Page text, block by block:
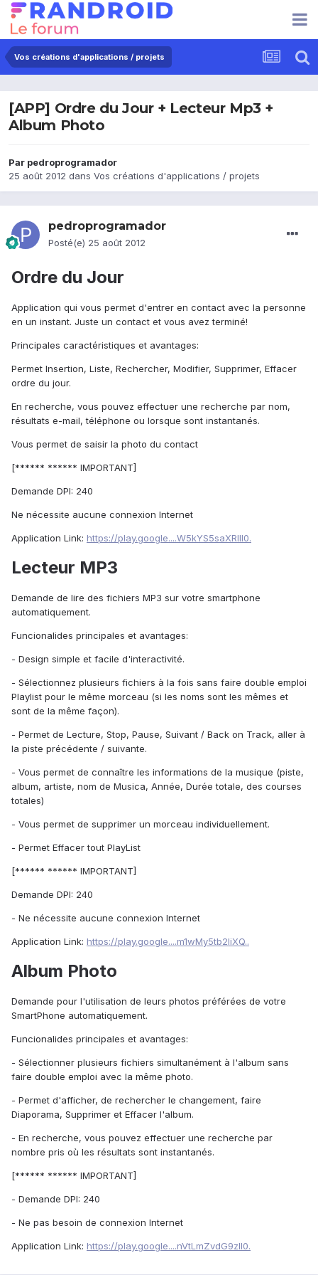
Vos créations d'applications / projets
[APP] Ordre du Jour + Lecteur Mp3 +
Album Photo
Par pedroprogramador
25 août 2012 dans Vos créations d'applications / projets
pedroprogramador
Posté(e) 25 août 2012
Ordre du Jour
Application qui vous permet d'entrer en contact avec la personne
en un instant. Juste un contact et vous avez terminé!
Principales caractéristiques et avantages:
Permet Insertion, Liste, Rechercher, Modifier, Supprimer, Effacer
ordre du jour.
En recherche, vous pouvez effectuer une recherche par nom,
résultats e-mail, téléphone ou lorsque sont instantanés.
Vous permet de saisir la photo du contact
[****** ****** IMPORTANT]
Demande DPI: 240
Ne nécessite aucune connexion Internet
Application Link: https://play.google....W5kYS5saXRlIl0.
Lecteur MP3
Demande de lire des fichiers MP3 sur votre smartphone
automatiquement.
Funcionalides principales et avantages:
- Design simple et facile d'interactivité.
- Sélectionnez plusieurs fichiers à la fois sans faire double emploi
Playlist pour le même morceau (si les noms sont les mêmes et
sont de la même façon).
- Permet de Lecture, Stop, Pause, Suivant / Back on Track, aller à
la piste précédente / suivante.
- Vous permet de connaître les informations de la musique (piste,
album, artiste, nom de Musica, Année, Durée totale, des courses
totales)
- Vous permet de supprimer un morceau individuellement.
- Permet Effacer tout PlayList
[****** ****** IMPORTANT]
Demande DPI: 240
- Ne nécessite aucune connexion Internet
Application Link: https://play.google....m1wMy5tb2IiXQ..
Album Photo
Demande pour l'utilisation de leurs photos préférées de votre
SmartPhone automatiquement.
Funcionalides principales et avantages:
- Sélectionner plusieurs fichiers simultanément à l'album sans
faire double emploi avec la même photo.
- Permet d'afficher, de rechercher le changement, faire
Diaporama, Supprimer et Effacer l'album.
- En recherche, vous pouvez effectuer une recherche par
nombre pris où les résultats sont instantanés.
[****** ****** IMPORTANT]
- Demande DPI: 240
- Ne pas besoin de connexion Internet
Application Link: https://play.google....nVtLmZvdG9zIl0.